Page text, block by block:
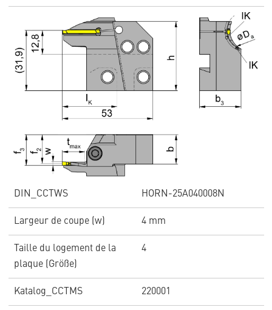
DIN_CCTWS HORN-25A040008N
Largeur de coupe (w) 4 mm
Taille du logement de la
plaque (Größe)
4
Katalog_CCTMS 220001